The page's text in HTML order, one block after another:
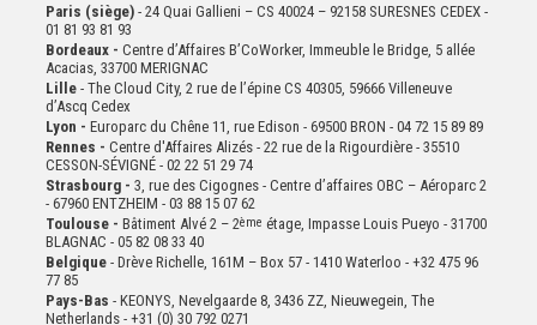
Paris (siège) - 24 Quai Gallieni – CS 40024 – 92158 SURESNES CEDEX -
01 81 93 81 93
Bordeaux - Centre d’Affaires B’CoWorker, Immeuble le Bridge, 5 allée
Acacias, 33700 MERIGNAC
Lille- The Cloud City, 2 rue de l’épine CS 40305, 59666 Villeneuve
d’Ascq Cedex
Lyon - Europarc du Chêne 11, rue Edison - 69500 BRON - 04 72 15 89 89
Rennes - Centre d'Affaires Alizés - 22 rue de la Rigourdière - 35510
CESSON-SÉVIGNÉ - 02 22 51 29 74
Strasbourg - 3, rue des Cigognes - Centre d’affaires OBC – Aéroparc 2
- 67960 ENTZHEIM - 03 88 15 07 62
Toulouse - Bâtiment Alvé 2 – 2ème étage, Impasse Louis Pueyo - 31700
BLAGNAC - 05 82 08 33 40
Belgique- Drève Richelle, 161M – Box 57 - 1410 Waterloo - +32 475 96
77 85
Pays-Bas - KEONYS, Nevelgaarde 8, 3436 ZZ, Nieuwegein, The
Netherlands - +31 (0) 30 792 0271